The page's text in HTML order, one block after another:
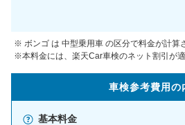
※ ボンゴ は 中型乗用車 の区分で料金が計算
※本料金には、楽天Car車検のネット割引が適
車検参考費用の
基本料金